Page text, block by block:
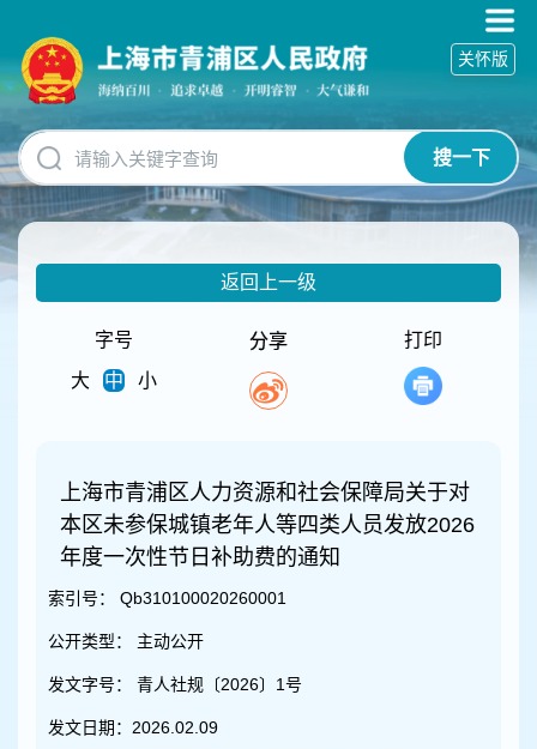
碍
操
明
跳
转
到
网
搜一下
关怀版
返回上一级
字号
大
中 小
分享 打印
上海市青浦区人力资源和社会保障局关于对
本区未参保城镇老年人等四类人员发放2026
年度一次性节日补助费的通知
索引号： Qb310100020260001
公开类型： 主动公开
发文字号： 青人社规〔2026〕1号
发文日期： 2026.02.09